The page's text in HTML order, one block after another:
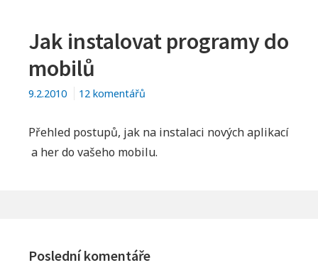
Jak instalovat programy do
mobilů
9.2.2010 12 komentářů
s
názvem
Přehled postupů, jak na instalaci nových aplikací
a her do vašeho mobilu.
Widgets
Poslední komentáře